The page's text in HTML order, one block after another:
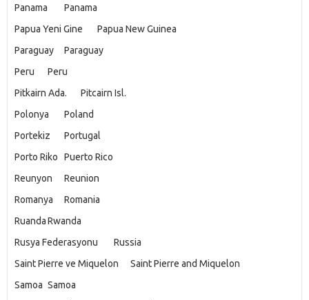
Panama
Panama
Papua Yeni Gine
Papua New Guinea
Paraguay
Paraguay
Peru
Peru
Pitkairn Ada.
Pitcairn Isl.
Polonya
Poland
Portekiz
Portugal
Porto Riko
Puerto Rico
Reunyon
Reunion
Romanya
Romania
RuandaRwanda
Rusya Federasyonu
Russia
Saint Pierre ve Miquelon
Saint Pierre and Miquelon
Samoa Samoa